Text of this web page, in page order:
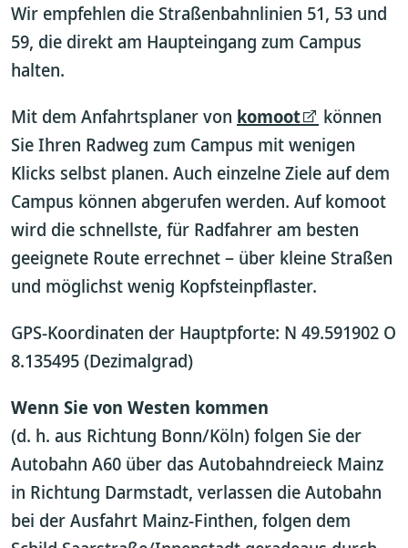
Wir empfehlen die Straßenbahnlinien 51, 53 und
59, die direkt am Haupteingang zum Campus
halten.
Mit dem Anfahrtsplaner von komoot
können
Sie Ihren Radweg zum Campus mit wenigen
Klicks selbst planen. Auch einzelne Ziele auf dem
Campus können abgerufen werden. Auf komoot
wird die schnellste, für Radfahrer am besten
geeignete Route errechnet – über kleine Straßen
und möglichst wenig Kopfsteinpflaster.
GPS-Koordinaten der Hauptpforte: N 49.591902 O
8.135495 (Dezimalgrad)
Wenn Sie von Westen kommen
(d. h. aus Richtung Bonn/Köln) folgen Sie der
Autobahn A60 über das Autobahndreieck Mainz
in Richtung Darmstadt, verlassen die Autobahn
bei der Ausfahrt Mainz-Finthen, folgen dem